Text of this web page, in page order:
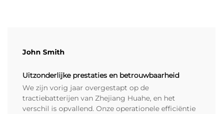
John Smith
Uitzonderlijke prestaties en betrouwbaarheid
We zijn vorig jaar overgestapt op de
tractiebatterijen van Zhejiang Huahe, en het
verschil is opvallend. Onze operationele efficiëntie